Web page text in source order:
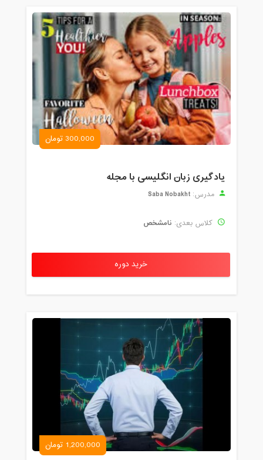
300,000 تومان
یادگیری زبان انگلیسی با مجله
مدرس: Saba Nobakht
کلاس بعدی: نامشخص
خرید دوره
1,200,000 تومان